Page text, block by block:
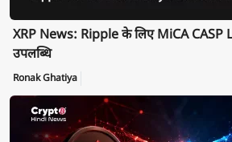
XRP News: Ripple के लिए MiCA CASP
उपलब्धि
Ronak Ghatiya